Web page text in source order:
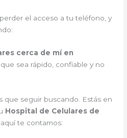
el acceso a tu teléfono, y
cerca de mí en
que sea rápido, confiable y no
que seguir buscando. Estás en
Hospital de Celulares de
aquí te contamos: